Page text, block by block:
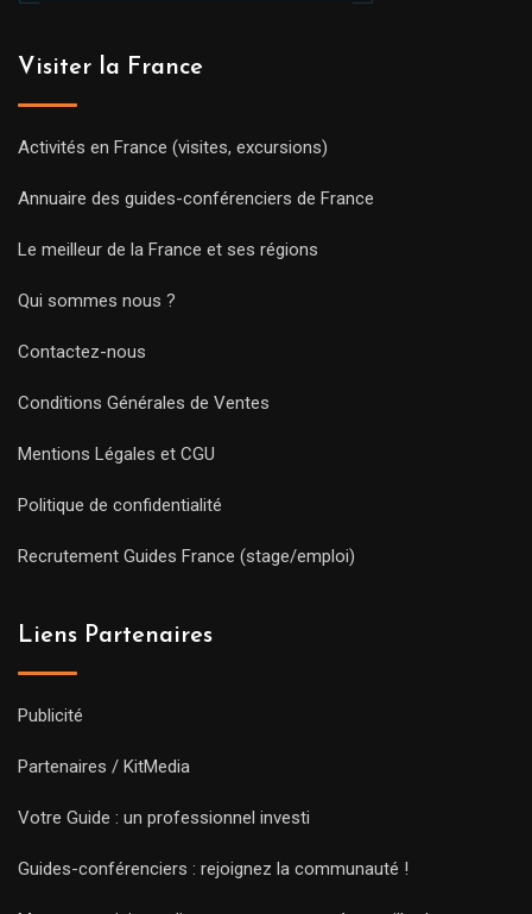
Visiter la France
Activités en France (visites, excursions)
Annuaire des guides-conférenciers de France
Le meilleur de la France et ses régions
Qui sommes nous ?
Contactez-nous
Conditions Générales de Ventes
Mentions Légales et CGU
Politique de confidentialité
Recrutement Guides France (stage/emploi)
Liens Partenaires
Publicité
Partenaires / KitMedia
Votre Guide : un professionnel investi
Guides-conférenciers : rejoignez la communauté !